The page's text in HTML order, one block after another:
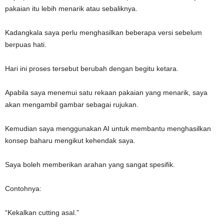
pakaian itu lebih menarik atau sebaliknya.
Kadangkala saya perlu menghasilkan beberapa versi sebelum
berpuas hati.
Hari ini proses tersebut berubah dengan begitu ketara.
Apabila saya menemui satu rekaan pakaian yang menarik, saya
akan mengambil gambar sebagai rujukan.
Kemudian saya menggunakan AI untuk membantu menghasilkan
konsep baharu mengikut kehendak saya.
Saya boleh memberikan arahan yang sangat spesifik.
Contohnya:
“Kekalkan cutting asal.”